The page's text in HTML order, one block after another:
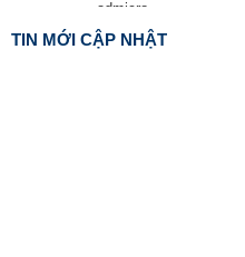
TIN MỚI CẬP NHẬT